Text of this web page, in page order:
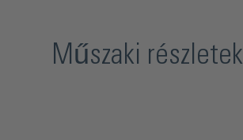
Műszaki részletek